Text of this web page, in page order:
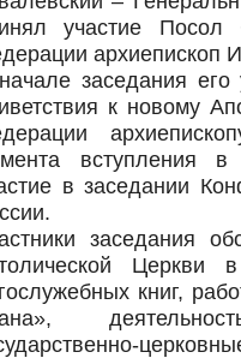
участие Посол
архиепископ
заседания его
к новому
вступления
в заседании
заседания
Церкви
книг,